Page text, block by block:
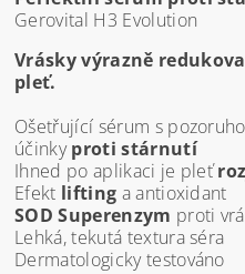
Gerovital H3 Evolution
Vrásky výrazně
pleť.
Ošetřující sérum s
účinkyproti stárnutí
Ihned po aplikaci je pleť
Efekt lifting a antioxidant
SOD Superenzym proti
Lehká, tekutá textura séra
Dermatologicky testováno